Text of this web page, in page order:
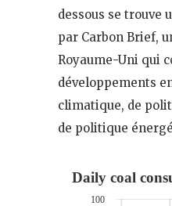
dessous se trouve
par Carbon Brief,
Royaume-Uni qui
développements
climatique, de
de politique